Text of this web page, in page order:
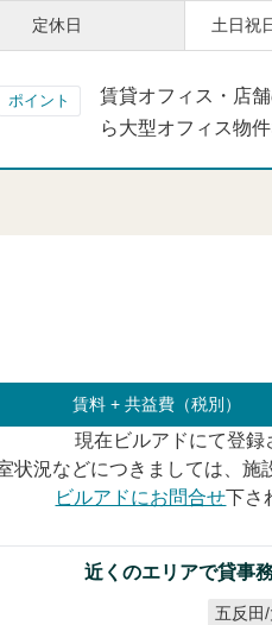
定休日 土日祝
ポイント 賃貸オフィス・店
ら大型オフィス物
賃料 +共益費（税別）
現在ビルアドにて登録
状況などにつきましては、施
ビルアドにお問合せ下さ
近くのエリアで貸事
五反田